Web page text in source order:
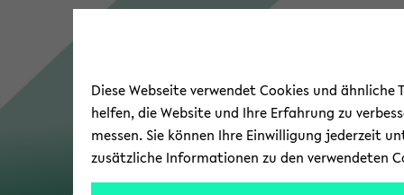
Diese Webseite verwendet Cookies und
helfen, die Website und Ihre Erfahrung zu
messen. Sie können Ihre Einwilligung jederzeit
zusätzliche Informationen zu den verwendeten